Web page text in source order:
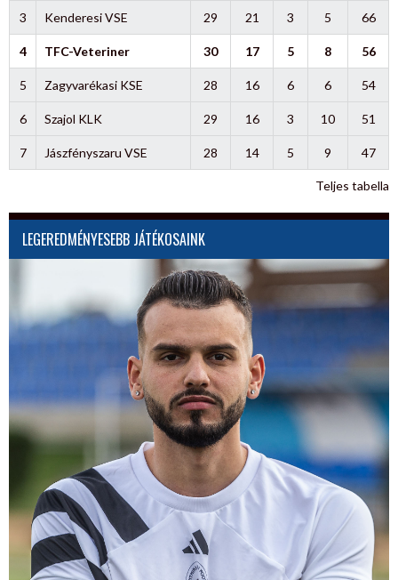
3 Kenderesi VSE 29 21 3 5 66
4 TFC-Veteriner 30 17 5 8 56
5 Zagyvarékasi KSE 28 16 6 6 54
6 Szajol KLK 29 16 3 10 51
7 Jászfényszaru VSE 28 14 5 9 47
Teljes tabella
LEGEREDMÉNYESEBB JÁTÉKOSAINK